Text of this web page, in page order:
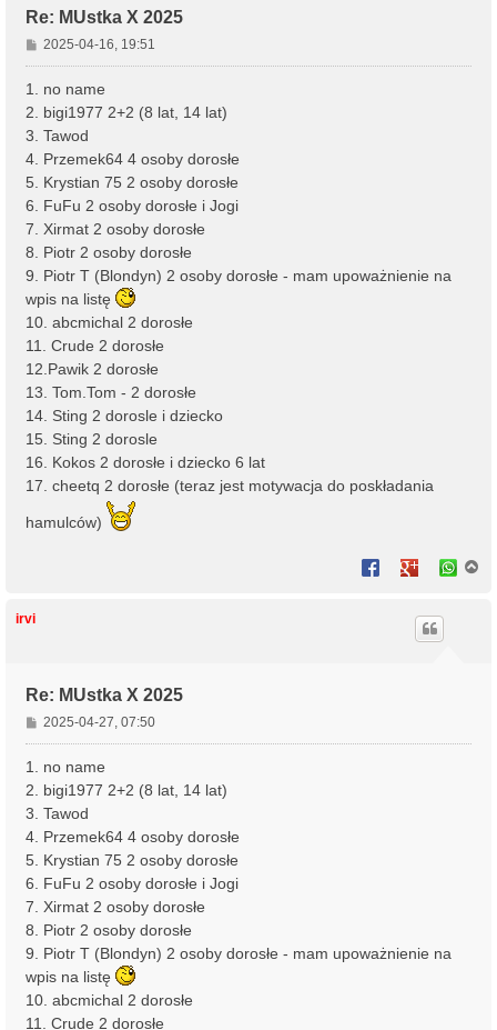
Re: MUstka X 2025
P
o
s
2025-04-16, 19:51
1. no name
2. bigi1977 2+2 (8 lat, 14 lat)
3. Tawod
4. Przemek64 4 osoby dorosłe
5. Krystian 75 2 osoby dorosłe
6. FuFu 2 osoby dorosłe i Jogi
7. Xirmat 2 osoby dorosłe
8. Piotr 2 osoby dorosłe
9. Piotr T (Blondyn) 2 osoby dorosłe - mam upoważnienie na
wpis na listę
10. abcmichal 2 dorosłe
11. Crude 2 dorosłe
12.Pawik 2 dorosłe
13. Tom.Tom - 2 dorosłe
14. Sting 2 dorosle i dziecko
15. Sting 2 dorosle
16. Kokos 2 dorosłe i dziecko 6 lat
17. cheetq 2 dorosłe (teraz jest motywacja do poskładania
hamulców)
irvi
Re: MUstka X 2025
P
o
2025-04-27, 07:50
1. no name
2. bigi1977 2+2 (8 lat, 14 lat)
3. Tawod
4. Przemek64 4 osoby dorosłe
5. Krystian 75 2 osoby dorosłe
6. FuFu 2 osoby dorosłe i Jogi
7. Xirmat 2 osoby dorosłe
8. Piotr 2 osoby dorosłe
9. Piotr T (Blondyn) 2 osoby dorosłe - mam upoważnienie na
wpis na listę
10. abcmichal 2 dorosłe
11. Crude 2 dorosłe